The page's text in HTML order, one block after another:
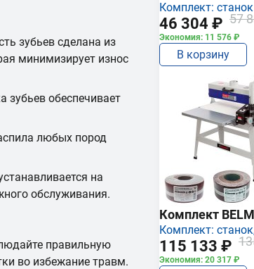
зубьев сделана из
минимизирует износ
зубьев обеспечивает
любых пород
на
обслуживания.
правильную
во избежание травм.
Комплект:
46 304 ₽ 57
Экономия: 11 576 ₽
В корзину
Комплект
Комплект:
115 133 ₽
Экономия: 20 317 ₽